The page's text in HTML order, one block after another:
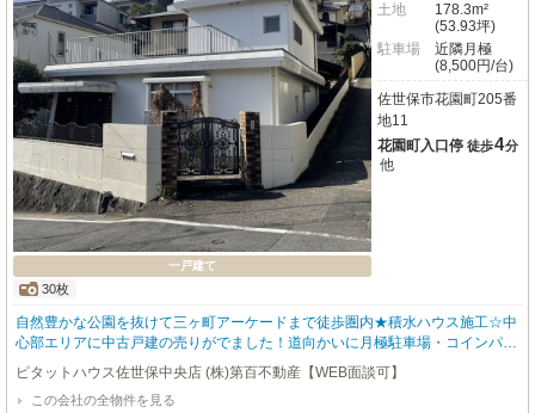
一戸建て
30枚
土地
178.3m²
(53.93坪)
駐車場
近隣月極
(8,500円/台)
佐世保市花園町205番
地11
花園町入口停 徒歩4分
他
自然豊かな公園を抜けて三ヶ町アーケードまで徒歩圏内★積水ハウス施工☆中
心部エリアに中古戸建の売りがでました！道向かいに月極駐車場・コインパー
キングが有り、敷地内駐車場の造成工事も可能です☆広いバルコニーが特徴的
です！内装リフォーム業者さん紹介可能です！
ピタットハウス佐世保中央店 (株)第百不動産【WEB面談可】
この会社の全物件を見る